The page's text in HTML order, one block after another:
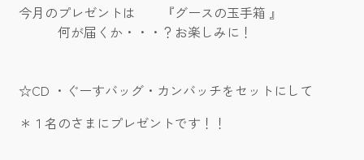
今月のプレゼントは 『グースの玉手箱 』
何が届くか・・・？お楽しみに！
☆CD ・ぐーすバッグ・カンバッチをセットにして
＊１名のさまにプレゼントです！！